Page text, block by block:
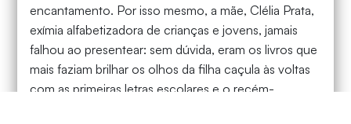
encantamento. Por isso mesmo, a mãe, Clélia Prata,
exímia alfabetizadora de crianças e jovens, jamais
falhou ao presentear: sem dúvida, eram os livros que
mais faziam brilhar os olhos da filha caçula às voltas
com as primeiras letras escolares e o recém-